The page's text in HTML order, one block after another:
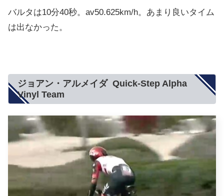
バルタは10分40秒。av50.625km/h。あまり良いタイム
は出なかった。
ジョアン・アルメイダ Quick-Step Alpha
Vinyl Team